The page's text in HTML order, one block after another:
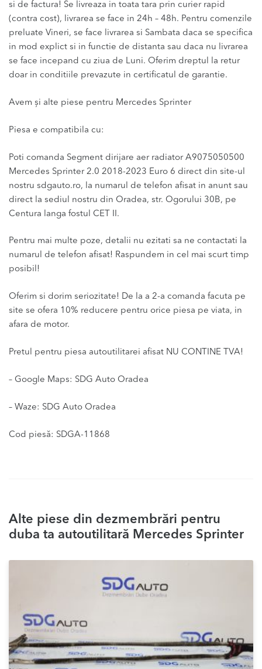
si de factura! Se livreaza in toata tara prin curier rapid
(contra cost), livrarea se face in 24h – 48h. Pentru comenzile
preluate Vineri, se face livrarea si Sambata daca se specifica
in mod explict si in functie de distanta sau daca nu livrarea
se face incepand cu ziua de Luni. Oferim dreptul la retur
doar in conditiile prevazute in certificatul de garantie.
Avem și alte piese pentru Mercedes Sprinter
Piesa e compatibila cu:
Poti comanda Segment dirijare aer radiator A9075050500
Mercedes Sprinter 2.0 2018-2023 Euro 6 direct din site-ul
nostru sdgauto.ro, la numarul de telefon afisat in anunt sau
direct la sediul nostru din Oradea, str. Ogorului 30B, pe
Centura langa fostul CET II.
Pentru mai multe poze, detalii nu ezitati sa ne contactati la
numarul de telefon afisat! Raspundem in cel mai scurt timp
posibil!
Oferim si dorim seriozitate! De la a 2-a comanda facuta pe
site se ofera 10% reducere pentru orice piesa pe viata, in
afara de motor.
Pretul pentru piesa autoutilitarei afisat NU CONTINE TVA!
– Google Maps: SDG Auto Oradea
– Waze: SDG Auto Oradea
Cod piesă: SDGA-11868
Alte piese din dezmembrări pentru
duba ta autoutilitară Mercedes Sprinter